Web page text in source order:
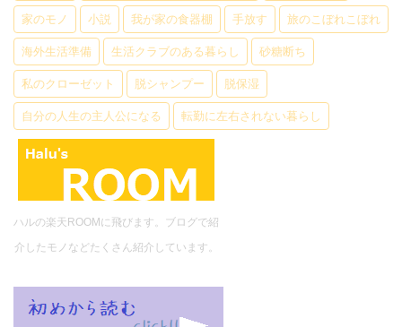
家のモノ 小説 我が家の食器棚 手放す 旅のこぼれこぼれ
海外生活準備 生活クラブのある暮らし 砂糖断ち
私のクローゼット 脱シャンプー 脱保湿
自分の人生の主人公になる 転勤に左右されない暮らし
ハルの楽天ROOMに飛びます。ブログで紹
介したモノなどたくさん紹介しています。